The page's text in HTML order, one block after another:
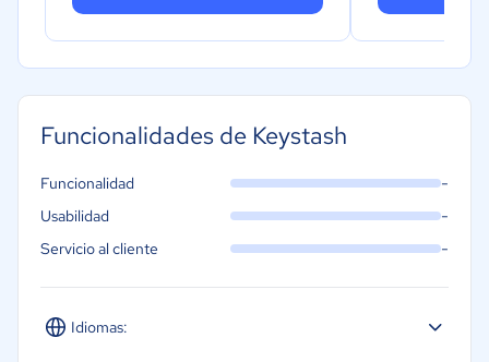
Funcionalidades de Keystash
Idiomas:
Funcionalidad -
Usabilidad -
Servicio al cliente -